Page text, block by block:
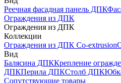
Реечная фасадная панель ДПК
Ограждения из ДПК
Ограждения из ДПК
Коллекции
Ограждения из ДПК Co-extrusion
Вид
Балясина ДПККрепление
ДПКПерила ДПКСтолб ДПК
Сопутствующие товары